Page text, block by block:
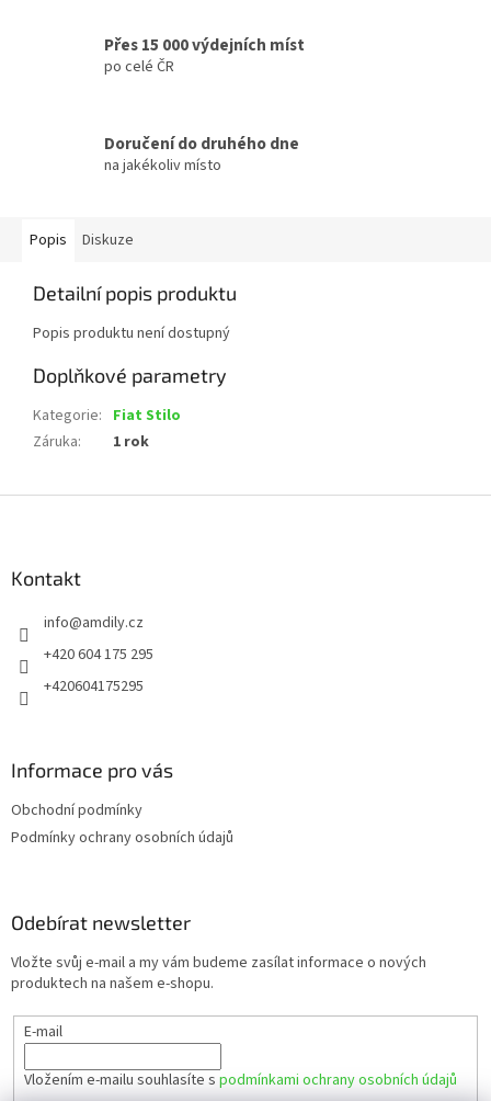
Přes 15 000 výdejních míst
po celé ČR
Doručení do druhého dne
na jakékoliv místo
Popis Diskuze
Detailní popis produktu
Popis produktu není dostupný
Doplňkové parametry
Kategorie: Fiat Stilo
Záruka: 1 rok
Kontakt
info@amdily.cz
+420 604 175 295
+420604175295
Informace pro vás
Obchodní podmínky
Podmínky ochrany osobních údajů
Odebírat newsletter
Vložte svůj e-mail a my vám budeme zasílat informace o nových
produktech na našem e-shopu.
E-mail
Vložením e-mailu souhlasíte s podmínkami ochrany osobních údajů